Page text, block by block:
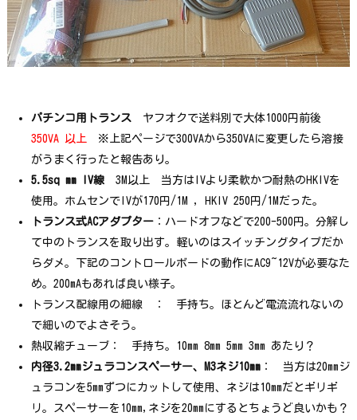
パチンコ用トランス ヤフオクで送料別で大体1000円前後
350VA 以上 ※上記ページで300VAから350VAに変更したら溶接
がうまく行ったと報告あり。
5.5sq mm IV線 3M以上 当方はIVより柔軟かつ耐熱のHKIVを
使用。ホムセンでIVが170円/1M , HKIV 250円/1Mだった。
トランス式ACアダプター ：ハードオフなどで200-500円。分解し
て中のトランスを取り出す。軽いのはスイッチングタイプだか
らダメ。下記のコントロールボードの動作にAC9~12Vが必要なた
め。200mAもあれば良い様子。
トランス配線用の細線 ： 手持ち。ほとんど電流流れないの
で細いのでよさそう。
熱収縮チューブ： 手持ち。10mm 8mm 5mm 3mm あたり？
内径3.2mmジュラコンスペーサー、M3ネジ10mm ： 当方は20mmジ
ュラコンを5mmずつにカットして使用、ネジは10mmだとギリギ
リ。スペーサーを10mm,ネジを20mmにするとちょうど良いかも？